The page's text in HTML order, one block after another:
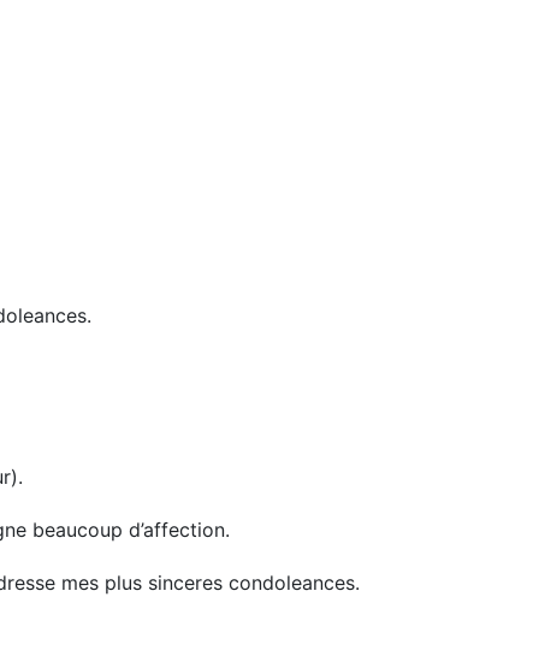
beaucoup d’affection.
mes plus sinceres condoleances.